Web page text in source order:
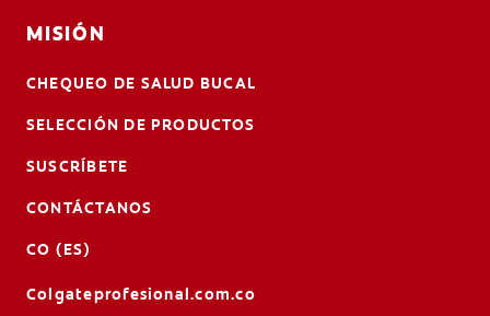
MISIÓN
CHEQUEO DE SALUD BUCAL
SELECCIÓN DE PRODUCTOS
SUSCRÍBETE
CONTÁCTANOS
CO (ES)
Colgateprofesional.com.co